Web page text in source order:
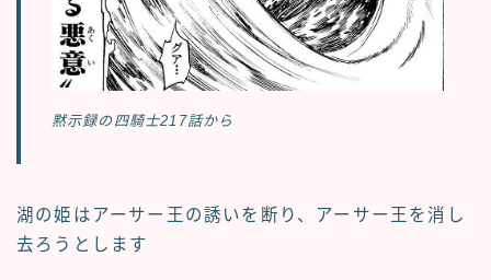
黙示録の四騎士217話から
湖の姫はアーサー王の誘いを断り、アーサー王を消し
去ろうとします